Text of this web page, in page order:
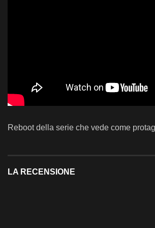
Reboot della serie che vede come
LA RECENSIONE